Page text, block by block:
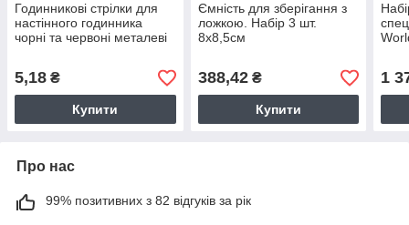
Годинникові стрілки для
настінного годинника
чорні та червоні металеві
5,18 ₴
Купити
Ємність для зберігання з
ложкою. Набір 3 шт.
8х8,5см
388,42₴
Купити
1
Про нас
99% позитивних з 82 відгуків за рік